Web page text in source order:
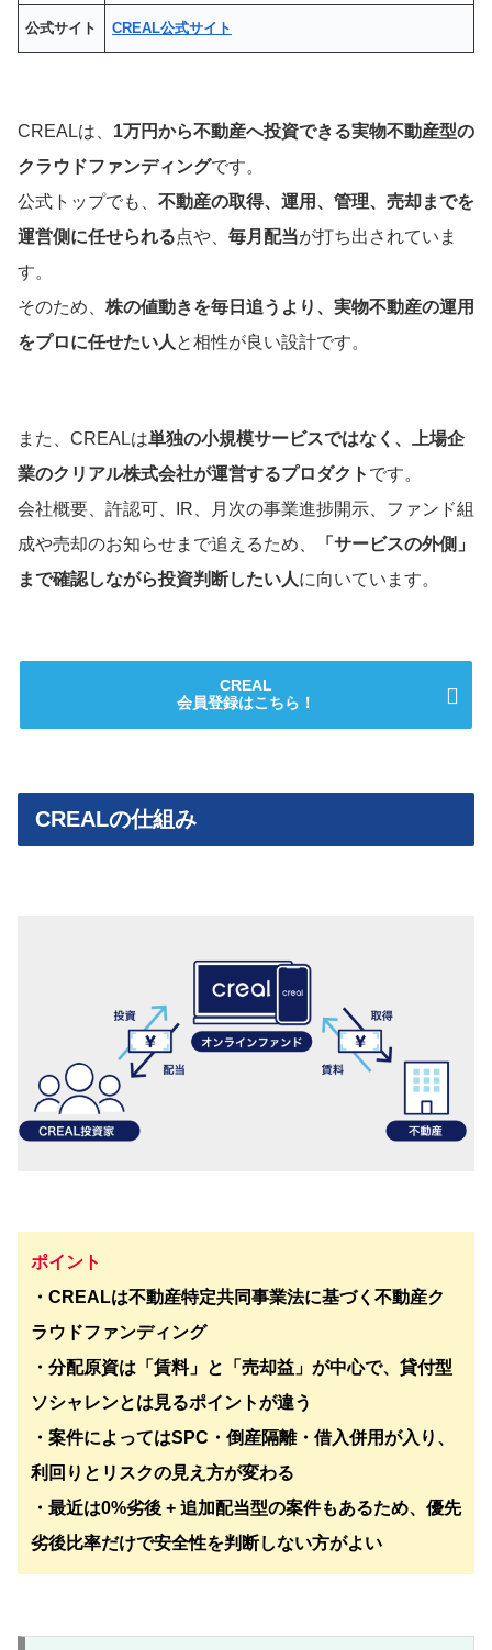
公式サイト CREAL公式サイト
CREALは、 1万円から不動産へ投資できる実物不動産型の
クラウドファンディングです。
公式トップでも、 不動産の取得、運用、管理、売却までを
運営側に任せられる点や、 毎月配当が打ち出されていま
す。
そのため、 株の値動きを毎日追うより、実物不動産の運用
をプロに任せたい人 と相性が良い設計です。
また、CREALは単独の小規模サービスではなく、上場企
業のクリアル株式会社が運営するプロダクト です。
会社概要、許認可、IR、月次の事業進捗開示、ファンド組
成や売却のお知らせまで追えるため、
「サービスの外側」
まで確認しながら投資判断したい人に向いています。
CREAL
会員登録はこちら！
CREALの仕組み
ポイント
・CREALは不動産特定共同事業法に基づく不動産ク
ラウドファンディング
・分配原資は「賃料」と「売却益」が中心で、貸付型
ソシャレンとは見るポイントが違う
・案件によってはSPC・倒産隔離・借入併用が入り、
利回りとリスクの見え方が変わる
・最近は0%劣後 + 追加配当型の案件もあるため、優先
劣後比率だけで安全性を判断しない方がよい